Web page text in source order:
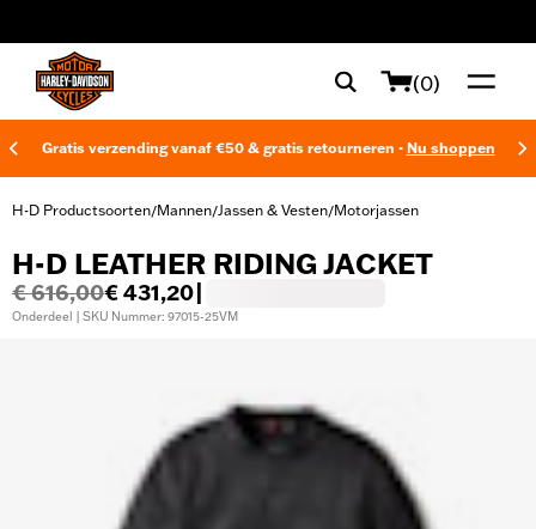
(0)
Gratis verzending vanaf €50 & gratis retourneren - Nu shoppen
H-D Productsoorten/Mannen/Jassen & Vesten/Motorjassen
H-D LEATHER RIDING JACKET
€ 616,00€ 431,20
Onderdeel | SKU Nummer: 97015-25VM